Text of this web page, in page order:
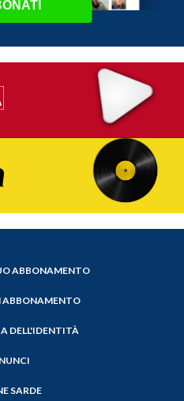
ABBONAMENTO
ABBONAMENTO
DELL'IDENTITÀ
SARDE